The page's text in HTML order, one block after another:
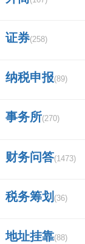
证券(258)
纳税申报(89)
事务所(270)
财务问答(1473)
税务筹划 (36)
地址挂靠(88)